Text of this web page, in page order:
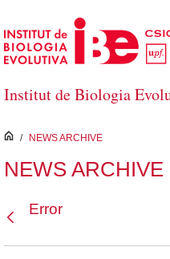
Saltar al contenido principal
Institut de Biologia
inici
/ NEWS ARCHIVE
NEWS ARCHIVE
Error